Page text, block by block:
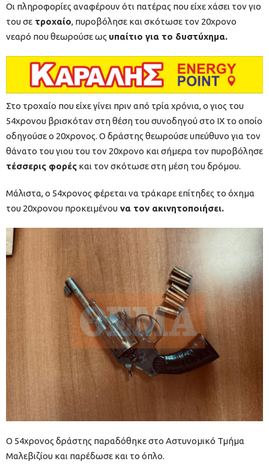
Οι πληροφορίες αναφέρουν ότι πατέρας που είχε χάσει τον γιο
του σε τροχαίο, πυροβόλησε και σκότωσε τον 20χρονο
νεαρό που θεωρούσε ως υπαίτιο για το δυστύχημα.
Στο τροχαίο που είχε γίνει πριν από τρία χρόνια, ο γιος του
54χρονου βρισκόταν στη θέση του συνοδηγού στο ΙΧ το οποίο
οδηγούσε ο 20χρονος. Ο δράστης θεωρούσε υπεύθυνο για τον
θάνατο του γιου του τον 20χρονο και σήμερα τον πυροβόλησε
τέσσερις φορές και τον σκότωσε στη μέση του δρόμου.
Μάλιστα, ο 54χρονος φέρεται να τράκαρε επίτηδες το όχημα
του 20χρονου προκειμένου να τον ακινητοποιήσει.
Ο 54χρονος δράστης παραδόθηκε στο Αστυνομικό Τμήμα
Μαλεβιζίου και παρέδωσε και το όπλο.